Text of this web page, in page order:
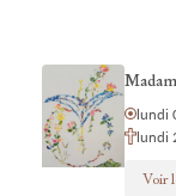
lundi
lundi
Voir